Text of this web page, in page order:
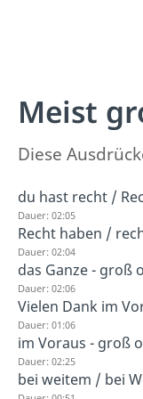
Meist
Diese
du hast recht /
Dauer: 02:05
Recht haben /
Dauer: 02:04
das Ganze - groß
Dauer: 02:06
Vielen Dank im
Dauer: 01:06
im Voraus - groß
Dauer: 02:25
bei weitem / bei